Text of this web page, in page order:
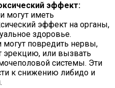
эффект:
могут иметь
эффект на органы,
здоровье.
могут повредить нервы,
эрекцию, или вызвать
системы. Эти
к снижению либидо и